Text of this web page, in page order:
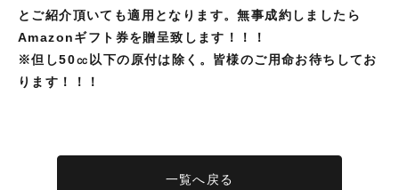
とご紹介頂いても適用となります。無事成約しましたら
Amazonギフト券を贈呈致します！！！
※但し50㏄以下の原付は除く。皆様のご用命お待ちしてお
ります！！！
一覧へ戻る